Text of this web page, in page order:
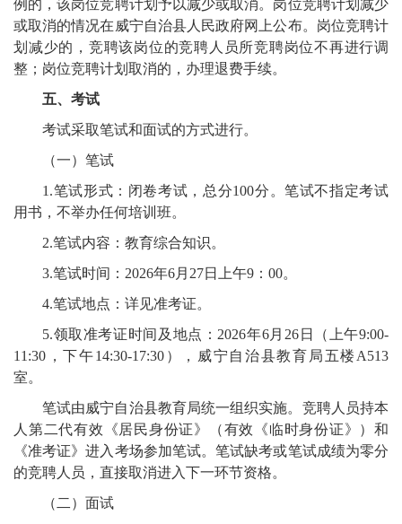
例的，该岗位竞聘计划予以减少或取消。岗位竞聘计划减少
或取消的情况在威宁自治县人民政府网上公布。岗位竞聘计
划减少的，竞聘该岗位的竞聘人员所竞聘岗位不再进行调
整；岗位竞聘计划取消的，办理退费手续。
五、考试
考试采取笔试和面试的方式进行。
（一）笔试
1.笔试形式：闭卷考试，总分100分。笔试不指定考试
用书，不举办任何培训班。
2.笔试内容：教育综合知识。
3.笔试时间：2026年6月27日上午9：00。
4.笔试地点：详见准考证。
5.领取准考证时间及地点：2026年6月26日（上午9:00-
11:30，下午14:30-17:30），威宁自治县教育局五楼A513
室。
笔试由威宁自治县教育局统一组织实施。竞聘人员持本
人第二代有效《居民身份证》（有效《临时身份证》）和
《准考证》进入考场参加笔试。笔试缺考或笔试成绩为零分
的竞聘人员，直接取消进入下一环节资格。
（二）面试